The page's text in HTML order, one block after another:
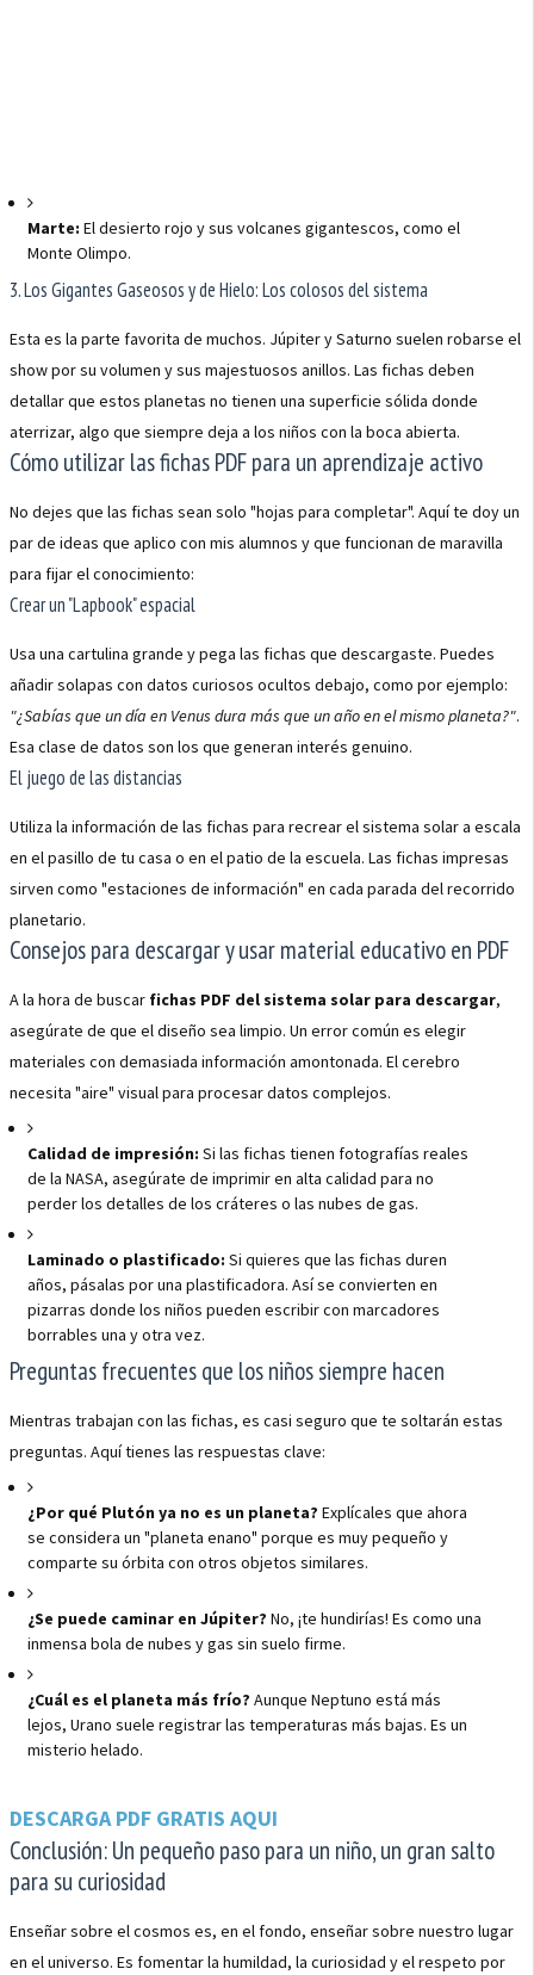
Marte: El desierto rojo y sus volcanes gigantescos, como el
Monte Olimpo.
3. Los Gigantes Gaseosos y de Hielo: Los colosos del sistema
Esta es la parte favorita de muchos. Júpiter y Saturno suelen robarse el
show por su volumen y sus majestuosos anillos. Las fichas deben
detallar que estos planetas no tienen una superficie sólida donde
aterrizar, algo que siempre deja a los niños con la boca abierta.
Cómo utilizar las fichas PDF para un aprendizaje activo
No dejes que las fichas sean solo "hojas para completar". Aquí te doy un
par de ideas que aplico con mis alumnos y que funcionan de maravilla
para fijar el conocimiento:
Crear un "Lapbook" espacial
Usa una cartulina grande y pega las fichas que descargaste. Puedes
añadir solapas con datos curiosos ocultos debajo, como por ejemplo:
"¿Sabías que un día en Venus dura más que un año en el mismo planeta?".
Esa clase de datos son los que generan interés genuino.
El juego de las distancias
Utiliza la información de las fichas para recrear el sistema solar a escala
en el pasillo de tu casa o en el patio de la escuela. Las fichas impresas
sirven como "estaciones de información" en cada parada del recorrido
planetario.
Consejos para descargar y usar material educativo en PDF
A la hora de buscar fichas PDF del sistema solar para descargar,
asegúrate de que el diseño sea limpio. Un error común es elegir
materiales con demasiada información amontonada. El cerebro
necesita "aire" visual para procesar datos complejos.
Calidad de impresión: Si las fichas tienen fotografías reales
de la NASA, asegúrate de imprimir en alta calidad para no
perder los detalles de los cráteres o las nubes de gas.
Laminado o plastificado: Si quieres que las fichas duren
años, pásalas por una plastificadora. Así se convierten en
pizarras donde los niños pueden escribir con marcadores
borrables una y otra vez.
Preguntas frecuentes que los niños siempre hacen
Mientras trabajan con las fichas, es casi seguro que te soltarán estas
preguntas. Aquí tienes las respuestas clave:
¿Por qué Plutón ya no es un planeta? Explícales que ahora
se considera un "planeta enano" porque es muy pequeño y
comparte su órbita con otros objetos similares.
¿Se puede caminar en Júpiter? No, ¡te hundirías! Es como una
inmensa bola de nubes y gas sin suelo firme.
¿Cuál es el planeta más frío? Aunque Neptuno está más
lejos, Urano suele registrar las temperaturas más bajas. Es un
misterio helado.
DESCARGA PDF GRATIS AQUI
Conclusión: Un pequeño paso para un niño, un gran salto
para su curiosidad
Enseñar sobre el cosmos es, en el fondo, enseñar sobre nuestro lugar
en el universo. Es fomentar la humildad, la curiosidad y el respeto por